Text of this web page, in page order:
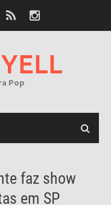
Pop
faz show
em SP